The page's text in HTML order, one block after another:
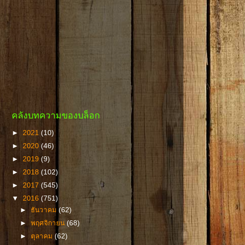
คลังบทความของบล็อก
► 2021 (10)
► 2020 (46)
► 2019 (9)
► 2018 (102)
► 2017 (545)
▼ 2016 (751)
► ธันวาคม(62)
►พฤศจิกายน(68)
► ตุลาคม(62)